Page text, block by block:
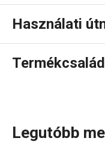
Használati
Termékfájl
Termékcsalád
Legutóbb